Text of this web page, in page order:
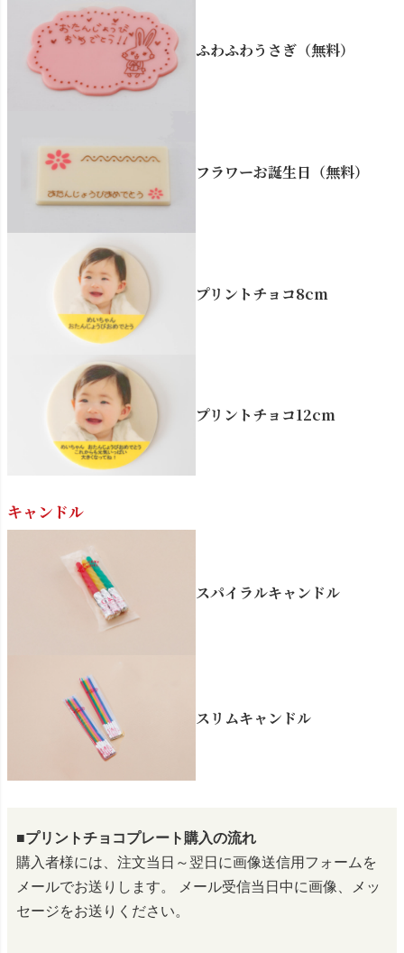
ふわふわうさぎ（無料）
フラワーお誕生日（無料）
プリントチョコ8cm
プリントチョコ12cm
キャンドル
スパイラルキャンドル
スリムキャンドル
■プリントチョコプレート購入の流れ
購入者様には、注文当日～翌日に画像送信用フォームを
メールでお送りします。
メール受信当日中に画像、メッ
セージをお送りください。